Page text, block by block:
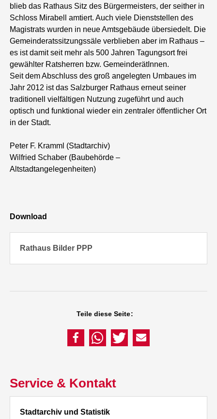
blieb das Rathaus Sitz des Bürgermeisters, der seither in
Schloss Mirabell amtiert. Auch viele Dienststellen des
Magistrats wurden in neue Amtsgebäude übersiedelt. Die
Gemeinderatssitzungssäle verblieben aber im Rathaus –
es ist damit seit mehr als 500 Jahren Tagungsort frei
gewählter Ratsherren bzw. GemeinderätInnen.
Seit dem Abschluss des groß angelegten Umbaues im
Jahr 2012 ist das Salzburger Rathaus erneut seiner
traditionell vielfältigen Nutzung zugeführt und auch
optisch und funktional wieder ein zentraler öffentlicher Ort
in der Stadt.
Peter F. Kramml (Stadtarchiv)
Wilfried Schaber (Baubehörde –
Altstadtangelegenheiten)
Download
Rathaus Bilder PPP
Teile diese Seite:
Service & Kontakt
Stadtarchiv und Statistik